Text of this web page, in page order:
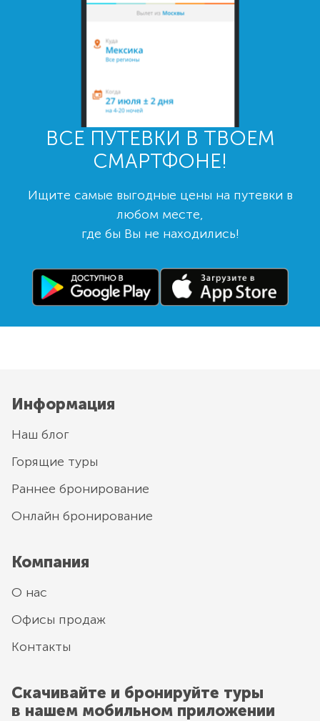
ВСЕ ПУТЕВКИ В ТВОЕМ
СМАРТФОНЕ!
Ищите самые выгодные цены на путевки в
любом месте,
где бы Вы не находились!
Информация
Наш блог
Горящие туры
Раннее бронирование
Онлайн бронирование
Компания
О нас
Офисы продаж
Контакты
Скачивайте и бронируйте туры
в нашем мобильном приложении